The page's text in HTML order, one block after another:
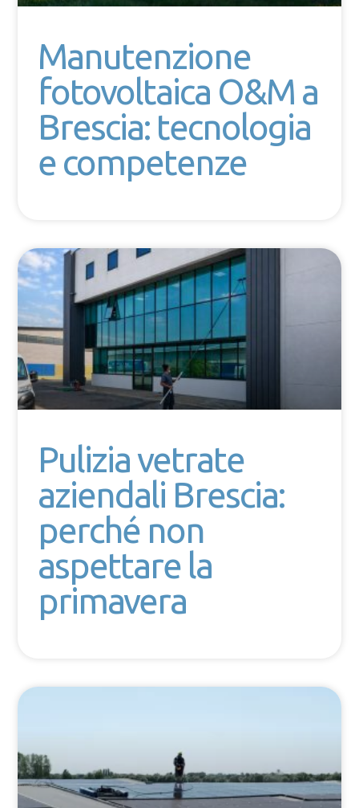
Manutenzione
fotovoltaica O&M a
Brescia: tecnologia
e competenze
Pulizia vetrate
aziendali Brescia:
perché non
aspettare la
primavera